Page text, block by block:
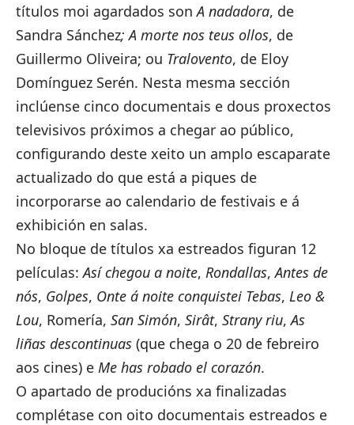
títulos moi agardados sonA nadadora, de
Sandra Sánchez; A morte nos teus ollos, de
Guillermo Oliveira; ou Tralovento, de Eloy
Domínguez Serén. Nesta mesma sección
inclúense cinco documentais e dous proxectos
televisivos próximos a chegar ao público,
configurando deste xeito un amplo escaparate
actualizado do que está a piques de
incorporarse ao calendario de festivais e á
exhibición en salas.
No bloque de títulos xa estreados figuran 12
películas:Así chegou a noite, Rondallas,Antes de
nós, Golpes, Onte á noite conquistei Tebas, Leo &
Lou, Romería, San Simón, Sirât, Strany riu,As
liñas descontinuas (que chega o 20 de febreiro
aos cines) e Me has robado el corazón.
O apartado de producións xa finalizadas
complétase con oito documentais estreados e